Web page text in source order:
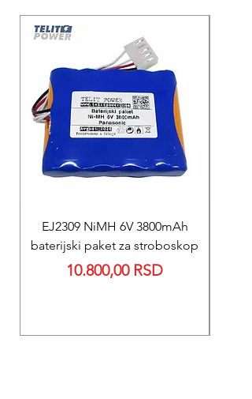
EJ2309 NiMH 6V 3800mAh
baterijski paket za stroboskop
Price
10.800,00 RSD